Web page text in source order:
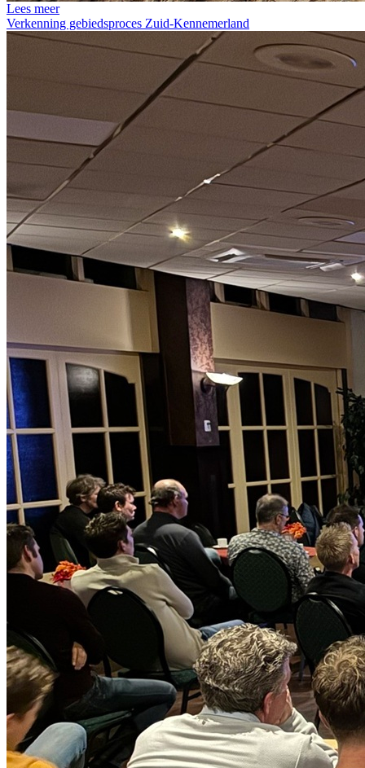
Lees meer
Verkenning gebiedsproces Zuid-Kennemerland